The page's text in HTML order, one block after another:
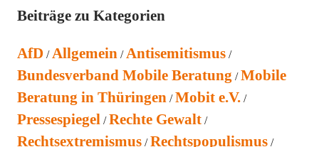
Beiträge zu Kategorien
AfD Allgemein Antisemitismus
Bundesverband Mobile Beratung Mobile
Beratung in Thüringen Mobit e.V.
Pressespiegel Rechte Gewalt
Rechtsextremismus Rechtspopulismus